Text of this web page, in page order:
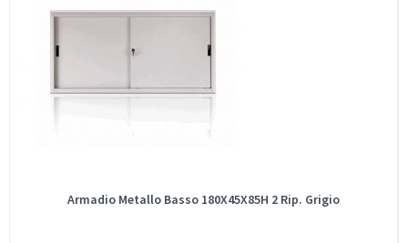
Armadio Metallo Basso 180X45X85H 2 Rip. Grigio